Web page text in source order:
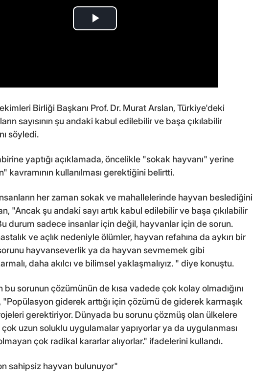
Birliği Başkanı Prof. Dr. Murat Arslan, Türkiye'deki
sayısının şu andaki kabul edilebilir ve başa çıkılabilir
söyledi.
yaptığı açıklamada, öncelikle "sokak hayvanı" yerine
kavramının kullanılması gerektiğini belirtti.
her zaman sokak ve mahallelerinde hayvan beslediğini
"Ancak şu andaki sayı artık kabul edilebilir ve başa çıkılabilir
durum sadece insanlar için değil, hayvanlar için de sorun.
ve açlık nedeniyle ölümler, hayvan refahına da aykırı bir
hayvanseverlik ya da hayvan sevmemek gibi
daha akılcı ve bilimsel yaklaşmalıyız. " diye konuştu.
bu sorunun çözümünün de kısa vadede çok kolay olmadığını
giderek arttığı için çözümü de giderek karmaşık
gerektiriyor. Dünyada bu sorunu çözmüş olan ülkelere
çok uzun soluklu uygulamalar yapıyorlar ya da uygulanması
çok radikal kararlar alıyorlar." ifadelerini kullandı.
sahipsiz hayvan bulunuyor"